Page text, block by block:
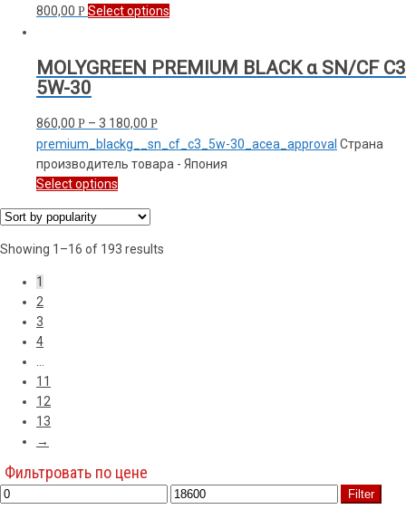
800,00 Р Select options
MOLYGREEN PREMIUM BLACK α SN/CF C3
5W-30
860,00 Р – 3 180,00 Р
premium_blackg__sn_cf_c3_5w-30_acea_approval Страна
производитель товара - Япония
Select options
Showing 1–16 of 193 results
1
2
3
4
11
12
13
→
Фильтровать по цене
Filter